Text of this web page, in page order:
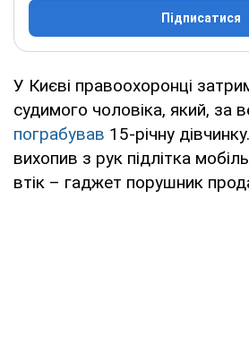
Підписатися
У Києві правоохоронці
судимого чоловіка, який, за
пограбував 15-річну
вихопив з рук підлітка
втік – гаджет порушник